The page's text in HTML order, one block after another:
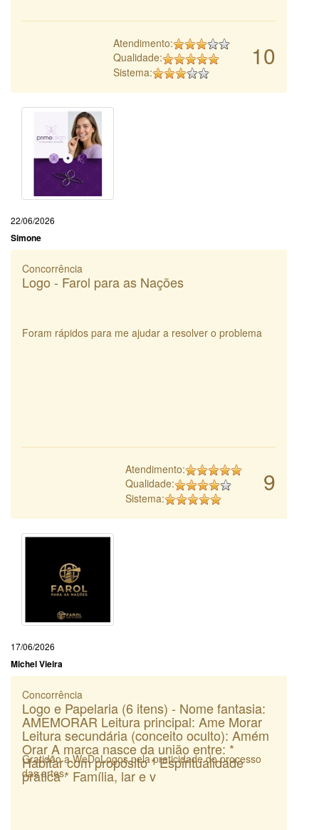
10
Atendimento:
Qualidade:
Sistema:
22/06/2026
Simone
Concorrência
Logo - Farol para as Nações
Foram rápidos para me ajudar a resolver o problema
9
Atendimento:
Qualidade:
Sistema:
17/06/2026
Michel Vieira
Concorrência
Logo e Papelaria (6 itens) - Nome fantasia:
AMEMORAR Leitura principal: Ame Morar
Leitura secundária (conceito oculto): Amém
Orar A marca nasce da união entre: *
Habitar com propósito * Espiritualidade
prática * Família, lar e v
Gratidão a WeDoLogos pela praticidade do processo
das artes.